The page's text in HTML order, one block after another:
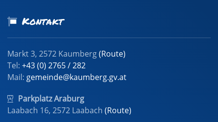
Kontakt
Markt 3, 2572 Kaumberg(Route)
Tel: +43 (0) 2765 / 282
Mail: gemeinde@kaumberg.gv.at
Parkplatz Araburg
Laabach 16, 2572 Laabach (Route)